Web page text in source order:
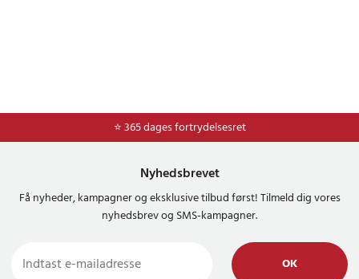
⭐ 365 dages fortrydelsesret
Nyhedsbrevet
Få nyheder, kampagner og eksklusive tilbud først! Tilmeld dig vores
nyhedsbrev og SMS-kampagner.
OK